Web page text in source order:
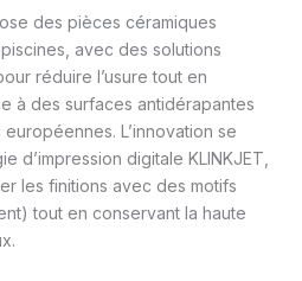
des pièces céramiques
avec des solutions
réduire l’usure tout en
à des surfaces antidérapantes
L’innovation se
d’impression digitale KLINKJET,
les finitions avec des motifs
tout en conservant la haute